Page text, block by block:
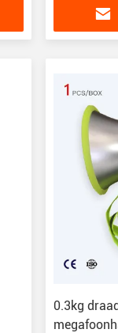
0.3kg